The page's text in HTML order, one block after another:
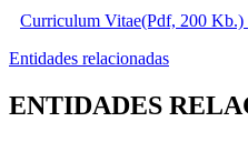
Curriculum Vitae(Pdf, 200 Kb.)
Entidades relacionadas
ENTIDADES